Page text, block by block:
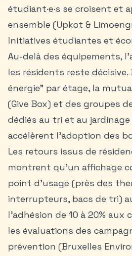
étudiant·e·s se croisent et
ensemble (Upkot &
Initiatives étudiantes et
Au-delà des équipements,
les résidents reste décisive.
énergie” par étage, la
(Give Box) et des groupes
dédiés au tri et au
accélèrent l’adoption des
Les retours issus de
montrent qu’un affichage
point d’usage (près des
interrupteurs, bacs de tri)
l’adhésion de 10 à 20% aux
les évaluations des
prévention (Bruxelles